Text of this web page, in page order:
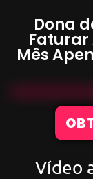
Dona
Faturar
Mês
Vídeo